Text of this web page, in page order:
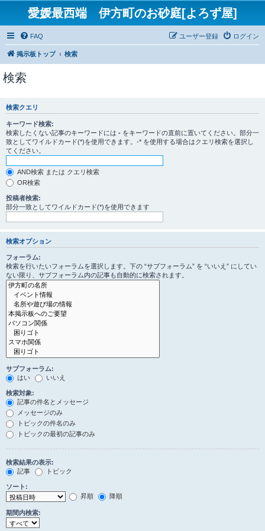
愛媛最西端 伊方町のお砂庭[よろず屋]
FAQ ログイン
ユーザー登録
掲示板トップ 検索
検索
検索クエリ
キーワード検索:
検索したくない記事のキーワードには - をキーワードの直前に置いてください。部分一
致としてワイルドカード(*)を使用できます。-* を使用する場合はクエリ検索を選択し
てください。
AND検索 または クエリ検索
OR検索
投稿者検索:
部分一致としてワイルドカード(*)を使用できます
検索オプション
フォーラム:
検索を行いたいフォーラムを選択します。下の “サブフォーラム” を “いいえ” にしてい
ない限り、サブフォーラム内の記事も自動的に検索されます。
サブフォーラム:
はい
いいえ
検索対象:
記事の件名とメッセージ
メッセージのみ
トピックの件名のみ
トピックの最初の記事のみ
検索結果の表示:
記事
トピック
ソート:
昇順
降順
期間内検索: